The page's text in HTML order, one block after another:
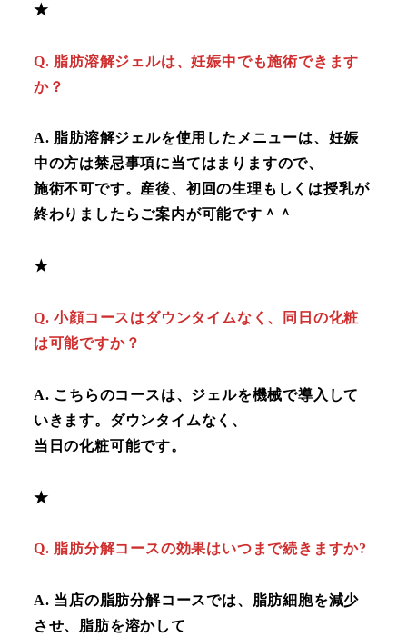
★
Q. 脂肪溶解ジェルは、妊娠中でも施術できます
か？
A. 脂肪溶解ジェルを使用したメニューは、妊娠
中の方は禁忌事項に当てはまりますので、
施術不可です。産後、初回の生理もしくは授乳が
終わりましたらご案内が可能です＾＾
★
Q.小顔コースはダウンタイムなく、同日の化粧
は可能ですか？
A. こちらのコースは、ジェルを機械で導入して
いきます。ダウンタイムなく、
当日の化粧可能です。
★
Q. 脂肪分解コースの効果はいつまで続きますか?
A. 当店の脂肪分解コースでは、脂肪細胞を減少
させ、脂肪を溶かして